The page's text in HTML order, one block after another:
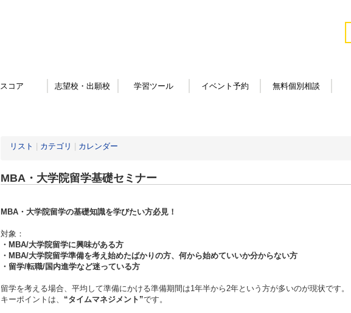
スコア 志望校・出願校 学習ツール イベント予約 無料個別相談
リスト カテゴリ カレンダー
MBA・大学院留学基礎セミナー
MBA・大学院留学の基礎知識を学びたい方必見！
対象：
・MBA/大学院留学に興味がある方
・MBA/大学院留学準備を考え始めたばかりの方、何から始めていいか分からない方
・留学/転職/国内進学など迷っている方
留学を考える場合、平均して準備にかける準備期間は1年半から2年という方が多いのが現状です。
キーポイントは、 “タイムマネジメント”です。